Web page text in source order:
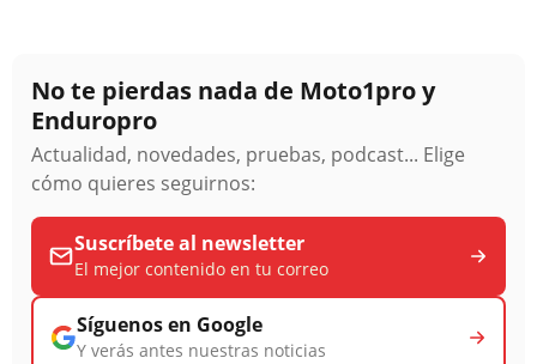
No te pierdas nada de Moto1pro y
Enduropro
Actualidad, novedades, pruebas, podcast... Elige
cómo quieres seguirnos:
Suscríbete al newsletter
El mejor contenido en tu correo
Síguenos en Google
Y verás antes nuestras noticias